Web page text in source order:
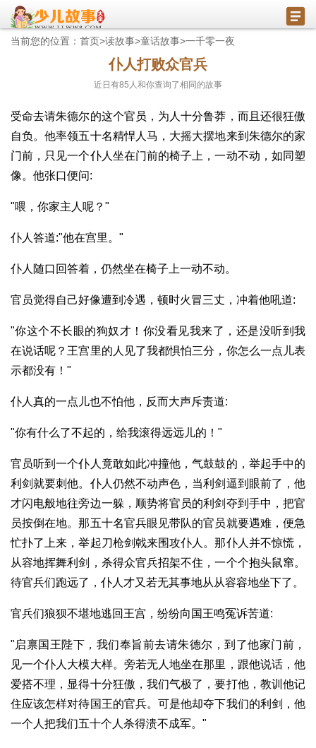
当前您的位置： 首页>读故事>童话故事>一千零一夜
仆人打败众官兵
近日有85 人和你查询了相同的故事
受命去请朱德尔的这个官员，为人十分鲁莽，而且还很狂傲
自负。他率领五十名精悍人马，大摇大摆地来到朱德尔的家
门前，只见一个仆人坐在门前的椅子上，一动不动，如同塑
像。他张口便问:
"喂，你家主人呢？"
仆人答道:"他在宫里。"
仆人随口回答着，仍然坐在椅子上一动不动。
官员觉得自己好像遭到冷遇，顿时火冒三丈，冲着他吼道:
"你这个不长眼的狗奴才！你没看见我来了，还是没听到我
在说话呢？王宫里的人见了我都惧怕三分，你怎么一点儿表
示都没有！"
仆人真的一点儿也不怕他，反而大声斥责道:
"你有什么了不起的，给我滚得远远儿的！"
官员听到一个仆人竟敢如此冲撞他，气鼓鼓的，举起手中的
利剑就要刺他。仆人仍然不动声色，当利剑逼到眼前了，他
才闪电般地往旁边一躲，顺势将官员的利剑夺到手中，把官
员按倒在地。那五十名官兵眼见带队的官员就要遇难，便急
忙扑了上来，举起刀枪剑戟来围攻仆人。那仆人并不惊慌，
从容地挥舞利剑，杀得众官兵招架不住，一个个抱头鼠窜。
待官兵们跑远了，仆人才又若无其事地从从容容地坐下了。
官兵们狼狈不堪地逃回王宫，纷纷向国王鸣冤诉苦道:
"启禀国王陛下，我们奉旨前去请朱德尔，到了他家门前，
见一个仆人大模大样。旁若无人地坐在那里，跟他说话，他
爱搭不理，显得十分狂傲，我们气极了，要打他，教训他记
住应该怎样对待国王的官兵。可是他却夺下我们的利剑，他
一个人把我们五十个人杀得溃不成军。"